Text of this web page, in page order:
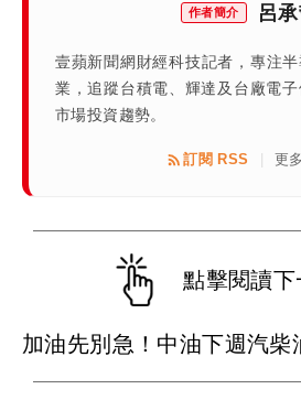
作者簡介 呂
壹蘋新聞網財經科技記者，專注
業，追蹤台積電、輝達及台廠電
市場投資趨勢。
訂閱 RSS 更
點擊閱讀